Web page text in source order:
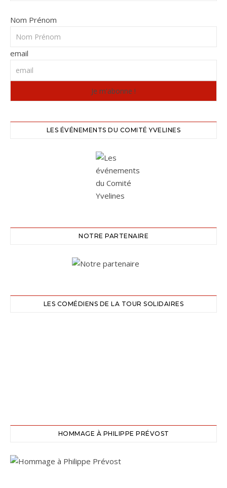
Nom Prénom
email
LES ÉVÉNEMENTS DU COMITÉ YVELINES
NOTRE PARTENAIRE
LES COMÉDIENS DE LA TOUR SOLIDAIRES
HOMMAGE À PHILIPPE PRÉVOST